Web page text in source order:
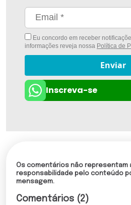
Eu concordo em receber
informações reveja nossa Política de
Enviar
Inscreva-se
Os comentários não representam
responsabilidade pelo conteúdo
mensagem.
Comentários (2)